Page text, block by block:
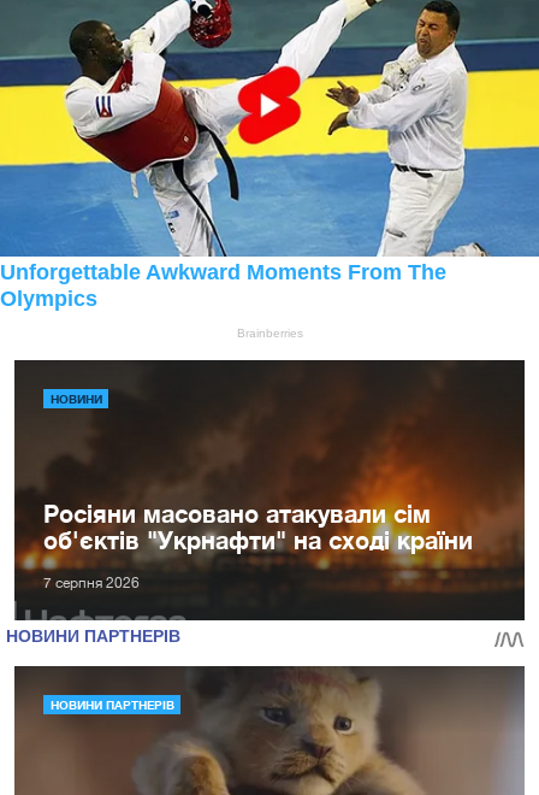
НОВИНИ
Росіяни масовано атакували сім
об'єктів "Укрнафти" на сході країни
7 серпня 2026